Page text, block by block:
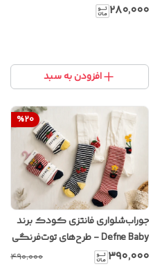
۲۸۰٬۰۰۰
افزودن به سبد
%20
جوراب‌شلواری فانتزی کودک برند
Defne Baby - طرح‌های توت‌فرنگی
و گل
۳۹۰٬۰۰۰ ۴۹۰٬۰۰۰